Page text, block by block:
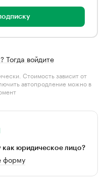
Тогда войдите
Стоимость зависит от
автопродление можно в
юридическое лицо?
форму